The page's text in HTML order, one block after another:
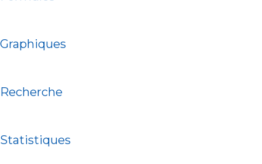
Graphiques
Recherche
Statistiques